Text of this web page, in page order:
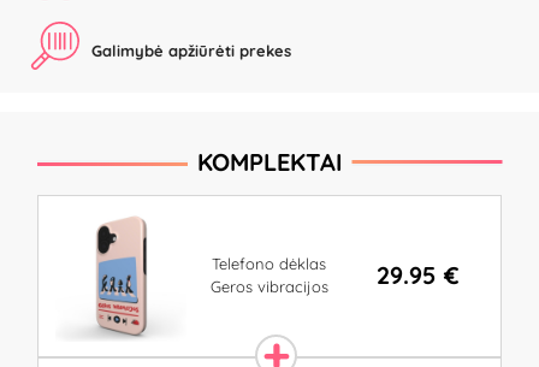
Galimybė apžiūrėti prekes
KOMPLEKTAI
Telefono dėklas
Geros vibracijos
29.95 €